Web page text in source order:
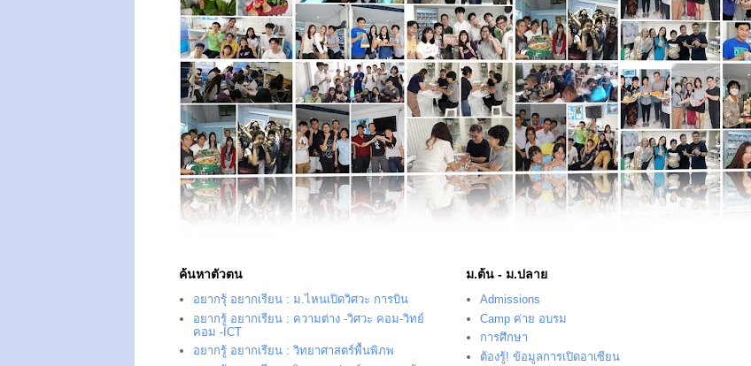
ค้นหาตัวตน
อยากรุ้ อยากเรียน : ม.ไหนเปิดวิศวะ การบิน
อยากรู้ อยากเรียน : ความต่าง -วิศวะ คอม-วิทย์
คอม -ICT
อยากรู้ อยากเรียน : วิทยาศาสตร์พื้นพิภพ
ม.ต้น - ม.ปลาย
Admissions
Camp ค่าย อบรม
การศึกษา
ต้องรู้! ข้อมูลการเปิดอาเซียน